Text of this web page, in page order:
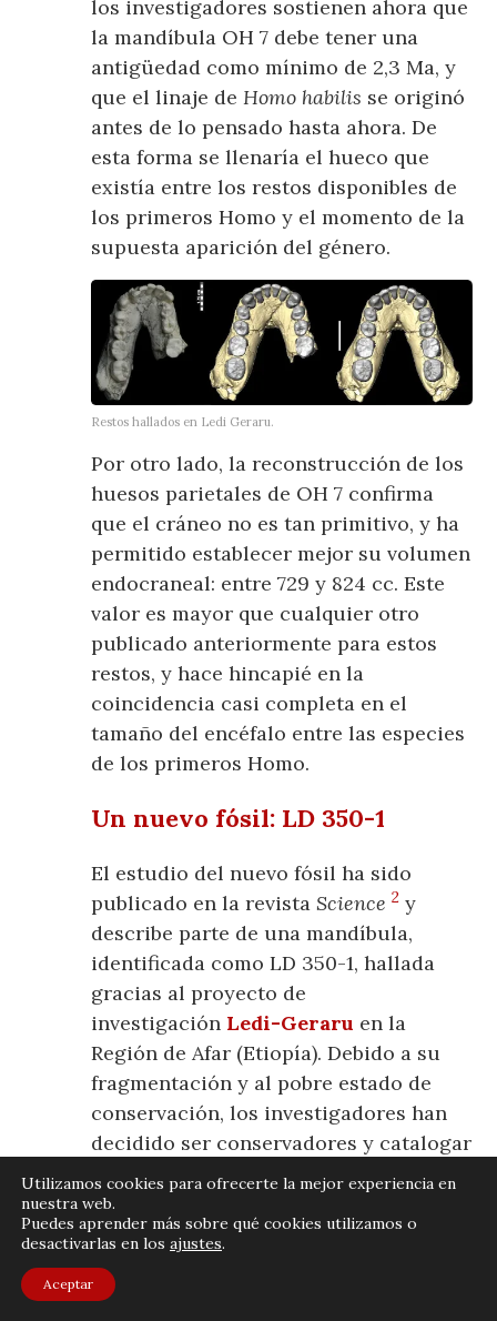
los investigadores sostienen ahora que
la mandíbula OH 7 debe tener una
antigüedad como mínimo de 2,3 Ma, y
que el linaje deHomo habilis se originó
antes de lo pensado hasta ahora. De
esta forma se llenaría el hueco que
existía entre los restos disponibles de
los primeros Homo y el momento de la
supuesta aparición del género.
Restos hallados en Ledi Geraru.
Por otro lado, la reconstrucción de los
huesos parietales de OH 7 confirma
que el cráneo no es tan primitivo, y ha
permitido establecer mejor su volumen
endocraneal: entre 729 y 824 cc. Este
valor es mayor que cualquier otro
publicado anteriormente para estos
restos, y hace hincapié en la
coincidencia casi completa en el
tamaño del encéfalo entre las especies
de los primeros Homo.
Un nuevo fósil: LD 350-1
El estudio del nuevo fósil ha sido
publicado en la revistaScience2 y
describe parte de una mandíbula,
identificada como LD 350-1, hallada
gracias al proyecto de
investigación Ledi-Geraru en la
Región de Afar (Etiopía). Debido a su
fragmentación y al pobre estado de
conservación, los investigadores han
decidido ser conservadores y catalogar
el fósil dentro del
género Homo, especie indeterminada.
Utilizamos cookies para ofrecerte la mejor experiencia en
nuestra web.
Puedes aprender más sobre qué cookies utilizamos o
desactivarlas en los ajustes.
Aceptar